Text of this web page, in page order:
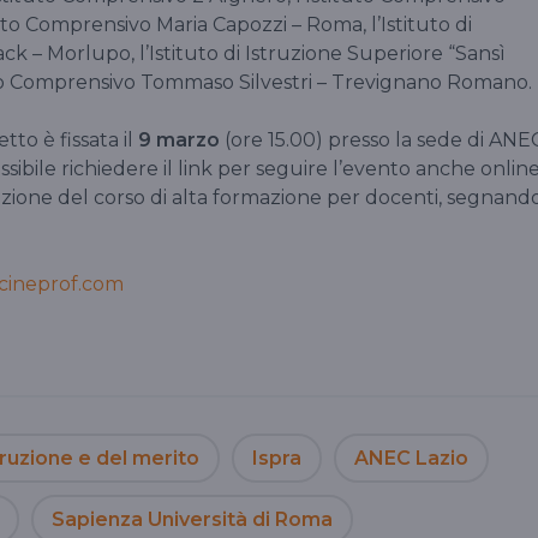
Comprensivo Maria Capozzi – Roma, l’Istituto di
– Morlupo, l’Istituto di Istruzione Superiore “Sansì
Tommaso Silvestri – Trevignano Romano.
è fissata il 9 marzo (ore 15.00) presso la sede di
richiedere il link per seguire l’evento anche
del corso di alta formazione per docenti,
e del merito Ispra ANEC Lazio
Sapienza Università di Roma